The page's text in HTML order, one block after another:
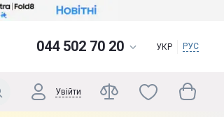
044 502 70 20 УКР РУС
Увійти